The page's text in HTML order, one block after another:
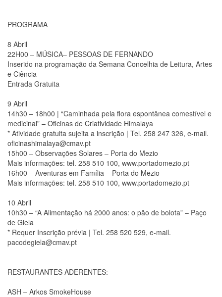
PROGRAMA
8 Abril
22H00 – MÚSICA– PESSOAS DE FERNANDO
Inserido na programação da Semana Concelhia de Leitura, Artes
e Ciência
Entrada Gratuita
9 Abril
14h30 – 18h00 | “Caminhada pela flora espontânea comestível e
medicinal” – Oficinas de Criatividade Himalaya
* Atividade gratuita sujeita a inscrição | Tel. 258 247 326, e-mail.
oficinashimalaya@cmav.pt
15h00 – Observações Solares – Porta do Mezio
Mais informações: tel. 258 510 100, www.portadomezio.pt
16h00 – Aventuras em Família – Porta do Mezio
Mais informações: tel. 258 510 100, www.portadomezio.pt
10 Abril
10h30 – “A Alimentação há 2000 anos: o pão de bolota” – Paço
de Giela
* Requer Inscrição prévia | Tel. 258 520 529, e-mail.
pacodegiela@cmav.pt
RESTAURANTES ADERENTES:
ASH – Arkos SmokeHouse